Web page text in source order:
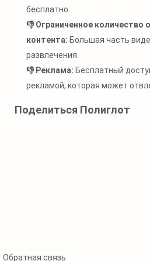
бесплатно.
👎 Ограниченное количество
контента: Большая часть
развлечения.
👎 Реклама: Бесплатный
рекламой, которая может
Поделиться Полиглот
Обратная связь